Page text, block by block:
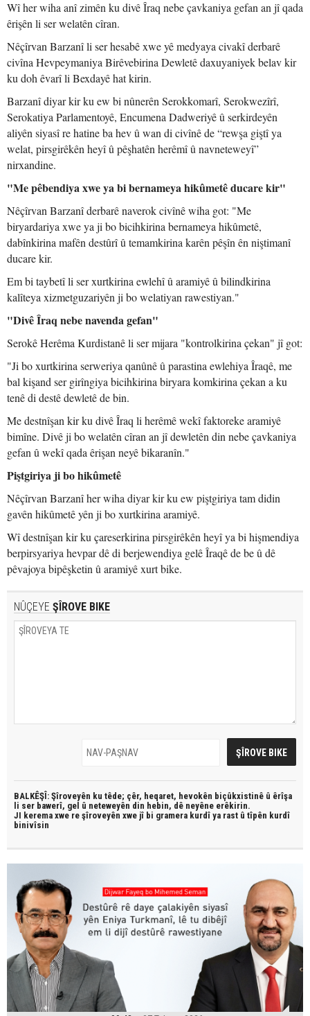
Wî her wiha anî zimên ku divê Îraq nebe çavkaniya gefan an jî qada
êrişên li ser welatên cîran.
Nêçîrvan Barzanî li ser hesabê xwe yê medyaya civakî derbarê
civîna Hevpeymaniya Birêvebirina Dewletê daxuyaniyek belav kir
ku doh êvarî li Bexdayê hat kirin.
Barzanî diyar kir ku ew bi nûnerên Serokkomarî, Serokwezîrî,
Serokatiya Parlamentoyê, Encumena Dadweriyê û serkirdeyên
aliyên siyasî re hatine ba hev û wan di civînê de “rewşa giştî ya
welat, pirsgirêkên heyî û pêşhatên herêmî û navneteweyî”
nirxandine.
"Me pêbendiya xwe ya bi bernameya hikûmetê ducare kir"
Nêçîrvan Barzanî derbarê naverok civînê wiha got: "Me
biryardariya xwe ya ji bo bicihkirina bernameya hikûmetê,
dabînkirina mafên destûrî û temamkirina karên pêşîn ên niştimanî
ducare kir.
Em bi taybetî li ser xurtkirina ewlehî û aramiyê û bilindkirina
kalîteya xizmetguzariyên ji bo welatiyan rawestiyan."
"Divê Îraq nebe navenda gefan"
Serokê Herêma Kurdistanê li ser mijara "kontrolkirina çekan" jî got:
"Ji bo xurtkirina serweriya qanûnê û parastina ewlehiya Îraqê, me
bal kişand ser girîngiya bicihkirina biryara komkirina çekan a ku
tenê di destê dewletê de bin.
Me destnîşan kir ku divê Îraq li herêmê wekî faktoreke aramiyê
bimîne. Divê ji bo welatên cîran an jî dewletên din nebe çavkaniya
gefan û wekî qada êrişan neyê bikaranîn."
Piştgiriya ji bo hikûmetê
Nêçîrvan Barzanî her wiha diyar kir ku ew piştgiriya tam didin
gavên hikûmetê yên ji bo xurtkirina aramiyê.
Wî destnîşan kir ku çareserkirina pirsgirêkên heyî ya bi hişmendiya
berpirsyariya hevpar dê di berjewendiya gelê Îraqê de be û dê
pêvajoya bipêşketin û aramiyê xurt bike.
NÛÇEYE ŞÎROVE BIKE
BALKÊŞÎ: Şîroveyên ku têde; çêr, heqaret, hevokên biçûkxistinê û êrîşa
li ser bawerî, gel û neteweyên din hebin, dê neyêne erêkirin.
JI kerema xwe re şîroveyên xwe jî bi gramera kurdî ya rast û tîpên kurdî
binivîsin